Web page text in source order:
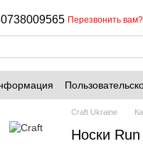
Перезвонить вам?
Craft Ukraine
Носки